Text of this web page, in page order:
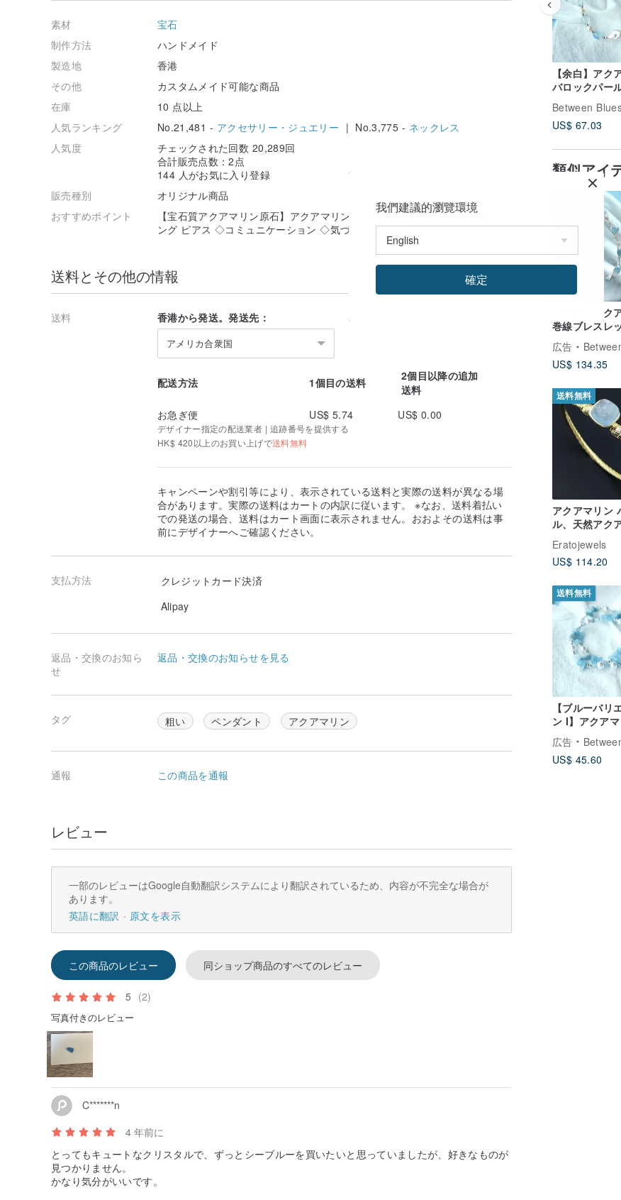
【余白】アク
バロックパー
レット 天然石
ブレスレット
リー シーブル
Between
US$ 67.03
類似アイ
【本質】アク
巻線ブレスレ
水晶デザイン
ット 原石 アク
広告
US$ 134.35
送料無料
アクアマリン
ル、天然アク
ル、ハンドメ
グル
Eratojewels
US$ 114.20
送料無料
【ブルーバリ
ン I】アクア
ブレスレット
ス 天然石デザ
スレット 首飾
広告
US$ 45.60
素材
宝石
制作方法
ハンドメイド
製造地
香港
その他
カスタムメイド可能な商品
在庫
10 点以上
人気ランキング
No.21,481 - アクセサリー・ジュエリー | No.3,775 - ネックレス
人気度
チェックされた回数 20,289回
合計販売点数：2点
144 人がお気に入り登録
販売種別
オリジナル商品
おすすめポイント
【宝石質アクアマリン原石】アクアマリン 宝石 原石 オーダーメイド純銀リ
ング ピアス ◇コミュニケーション ◇気づき ◇明晰性
送料とその他の情報
送料 香港から発送。発送先：
アメリカ合衆国
配送方法 1個目の送料
2個目以降の追加
送料
お急ぎ便
US$ 5.74 US$ 0.00
デザイナー指定の配送業者 | 追跡番号を提供する
HK$ 420以上のお買い上げで送料無料
キャンペーンや割引等により、表示されている送料と実際の送料が異なる場
合があります。実際の送料はカートの内訳に従います。 ※なお、送料着払い
での発送の場合、送料はカート画面に表示されません。おおよその送料は事
前にデザイナーへご確認ください。
支払方法
クレジットカード決済
Alipay
返品・交換のお知ら
せ
返品・交換のお知らせを見る
タグ 粗い ペンダント アクアマリン
通報 この商品を通報
レビュー
一部のレビューはGoogle自動翻訳システムにより翻訳されているため、内容が不完全な場合が
あります。
英語に翻訳
原文を表示
この商品のレビュー 同ショップ商品のすべてのレビュー
5 (2)
写真付きのレビュー
C*******n
4 年前に
とってもキュートなクリスタルで、ずっとシーブルーを買いたいと思っていましたが、好きなものが
見つかりません。
かなり気分がいいです。
我們建議的瀏覽環境
確定